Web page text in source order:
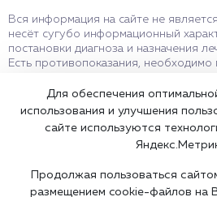
Вся информация на сайте не
несёт сугубо информационный
постановки диагноза и назначения
Есть противопоказания, необходимо
мессенджерам и в соцсетях носят
информационный характер и не
услугами.
Оставаясь на сайте вы соглашаетесь
Для обеспечения
использования и улучшения
сайте используются
Продолжая пользоваться
размещением cookie-файлов на